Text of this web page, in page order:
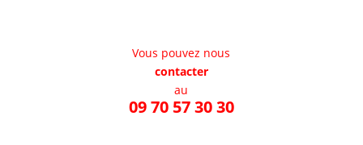
Vous pouvez nous
contacter
au
09 70 57 30 30